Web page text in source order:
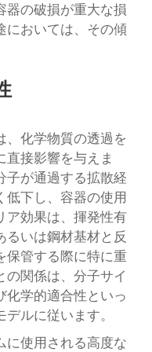
器の破損が重大な損
においては、その傾
、化学物質の透過を
直接影響を与えま
子が通過する拡散経
低下し、容器の使用
ア効果は、揮発性有
るいは鋼材基材と反
保管する際に特に重
の関係は、分子サイ
化学的適合性といっ
ルに従います。
に使用される高度な